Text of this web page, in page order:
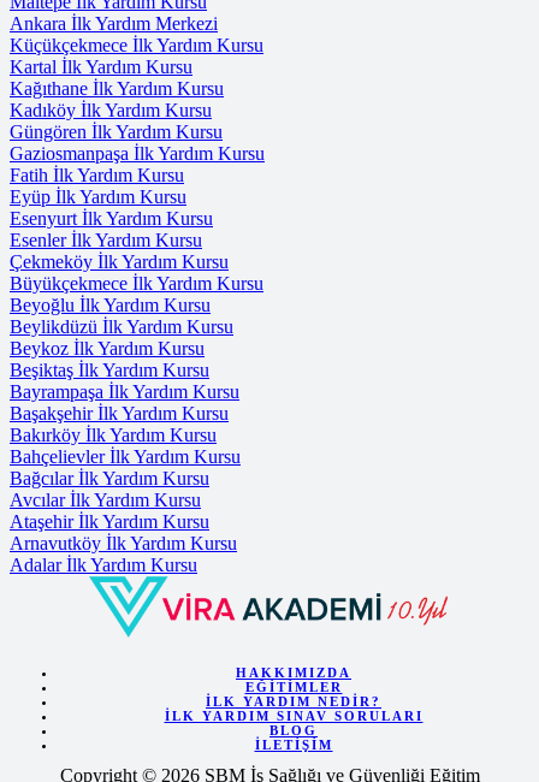
Ankara İlk Yardım Merkezi
Küçükçekmece İlk Yardım Kursu
Kartal İlk Yardım Kursu
Kağıthane İlk Yardım Kursu
Kadıköy İlk Yardım Kursu
Güngören İlk Yardım Kursu
Gaziosmanpaşa İlk Yardım Kursu
Fatih İlk Yardım Kursu
Eyüp İlk Yardım Kursu
Esenyurt İlk Yardım Kursu
Esenler İlk Yardım Kursu
Çekmeköy İlk Yardım Kursu
Büyükçekmece İlk Yardım Kursu
Beyoğlu İlk Yardım Kursu
Beylikdüzü İlk Yardım Kursu
Beykoz İlk Yardım Kursu
Beşiktaş İlk Yardım Kursu
Bayrampaşa İlk Yardım Kursu
Başakşehir İlk Yardım Kursu
Bakırköy İlk Yardım Kursu
Bahçelievler İlk Yardım Kursu
Bağcılar İlk Yardım Kursu
Avcılar İlk Yardım Kursu
Ataşehir İlk Yardım Kursu
Arnavutköy İlk Yardım Kursu
Adalar İlk Yardım Kursu
HAKKIMIZDA
EĞITIMLER
İLK YARDIM NEDIR?
İLK YARDIM SINAV SORULARI
BLOG
İLETIŞIM
Copyright © 2026 SBM İş Sağlığı ve Güvenliği Eğitim